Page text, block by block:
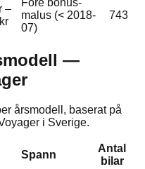
–
malus (< 2018-
07)
743
—
årsmodell, baserat på
i Sverige.
Spann
Antal
bilar